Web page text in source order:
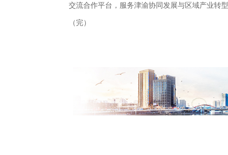
交流合作平台，服务津渝协同发展与区域产业转
（完）